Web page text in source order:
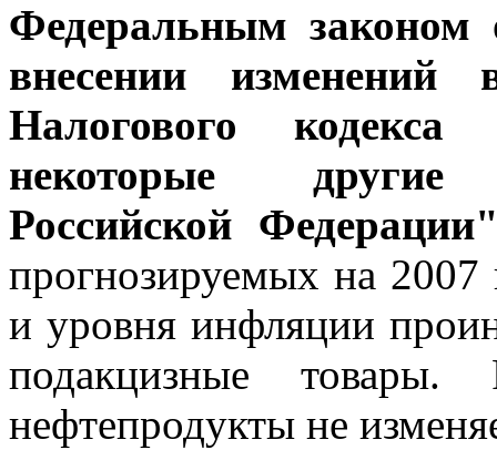
Федеральным
внесении
Налогового
некоторые другие
Российской
прогнозируемых на 2007
и уровня инфляции
подакцизные
нефтепродукты не